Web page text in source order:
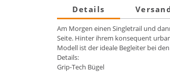
Details
Am Morgen einen Singletrail und
Seite. Hinter ihrem konsequent
Modell ist der ideale Begleiter bei
Details:
Grip-Tech Bügel